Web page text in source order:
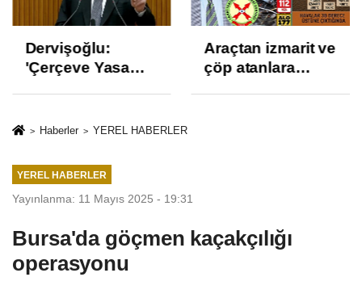
Dervişoğlu:
'Çerçeve Yasa
ve İhanet
Araçtan izmarit ve
çöp atanlara
Haberler YEREL HABERLER
YEREL HABERLER
Yayınlanma: 11 Mayıs 2025 - 19:31
Bursa'da göçmen kaçakçılığı
operasyonu